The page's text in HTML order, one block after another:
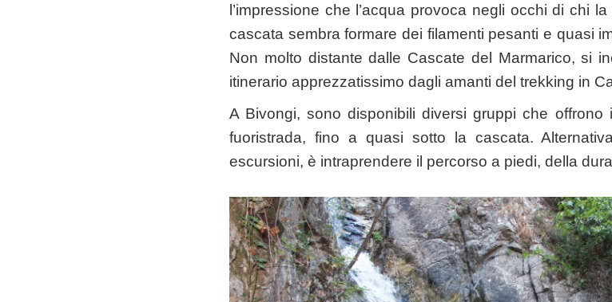
l’impressione che l’acqua provoca negli occhi di chi
cascata sembra formare dei filamenti pesanti e quasi
Non molto distante dalle Cascate del Marmarico, si
itinerario apprezzatissimo dagli amanti del trekking in
A Bivongi, sono disponibili diversi gruppi che
fuoristrada, fino a quasi sotto la cascata.
escursioni, è intraprendere il percorso a piedi, della